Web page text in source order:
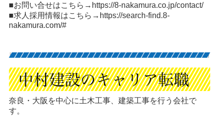
■お問い合せはこちら→ https://8-nakamura.co.jp/contact/
■求人採用情報はこちら→ https://search-find.8-
nakamura.com/#
奈良・大阪を中心に土木工事、建築工事を行う会社で
す。